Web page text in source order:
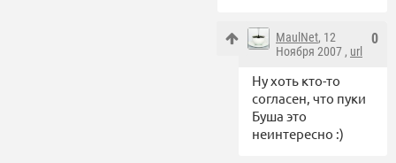
0
MaulNet, 12
Ноября 2007 , url
Ну хоть кто-то
согласен, что пуки
Буша это
неинтересно :)